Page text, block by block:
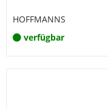
HOFFMANNS
verfügbar